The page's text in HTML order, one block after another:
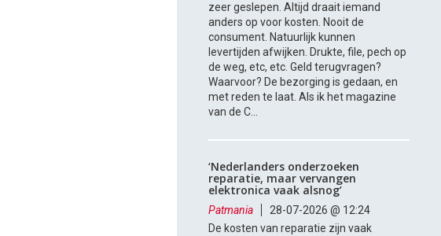
zeer geslepen. Altijd draait iemand
anders op voor kosten. Nooit de
consument. Natuurlijk kunnen
levertijden afwijken. Drukte, file, pech op
de weg, etc, etc. Geld terugvragen?
Waarvoor? De bezorging is gedaan, en
met reden te laat. Als ik het magazine
van de C...
‘Nederlanders onderzoeken
reparatie, maar vervangen
elektronica vaak alsnog’
Patmania
28-07-2026 @ 12:24
De kosten van reparatie zijn vaak